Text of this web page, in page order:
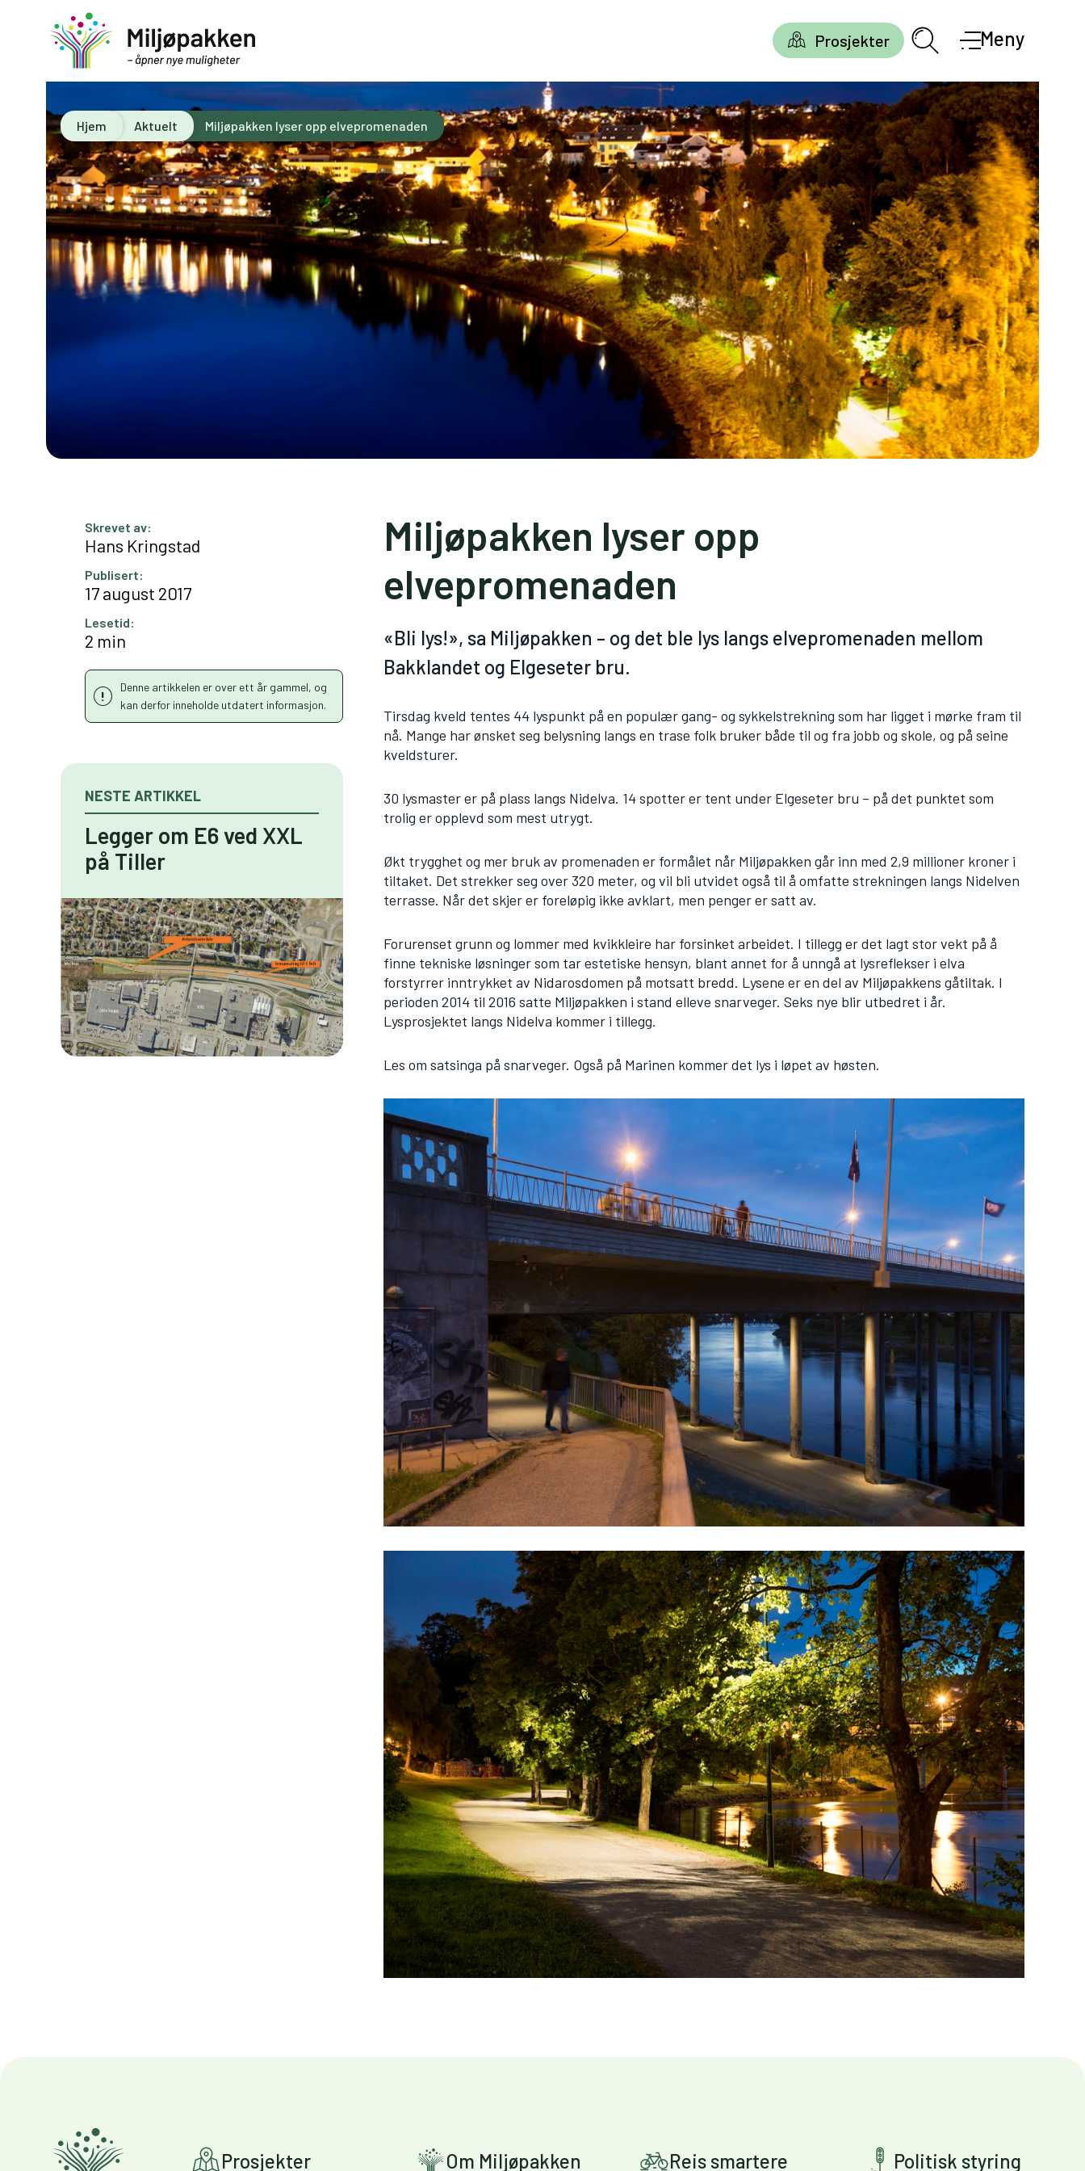
Prosjekter Meny
Hjem Aktuelt Miljøpakken lyser opp elvepromenaden
Skrevet av:
Hans Kringstad
Publisert:
17 august 2017
Lesetid:
2 min
Denne artikkelen er over ett år gammel, og
kan derfor inneholde utdatert informasjon.
Miljøpakken lyser opp
elvepromenaden
«Bli lys!», sa Miljøpakken – og det ble lys langs elvepromenaden mellom
Bakklandet og Elgeseter bru.
Tirsdag kveld tentes 44 lyspunkt på en populær gang- og sykkelstrekning som har ligget i mørke fram til
nå. Mange har ønsket seg belysning langs en trase folk bruker både til og fra jobb og skole, og på seine
kveldsturer.
30 lysmaster er på plass langs Nidelva. 14 spotter er tent under Elgeseter bru – på det punktet som
trolig er opplevd som mest utrygt.
Økt trygghet og mer bruk av promenaden er formålet når Miljøpakken går inn med 2,9 millioner kroner i
tiltaket. Det strekker seg over 320 meter, og vil bli utvidet også til å omfatte strekningen langs Nidelven
terrasse. Når det skjer er foreløpig ikke avklart, men penger er satt av.
Forurenset grunn og lommer med kvikkleire har forsinket arbeidet. I tillegg er det lagt stor vekt på å
finne tekniske løsninger som tar estetiske hensyn, blant annet for å unngå at lysreflekser i elva
forstyrrer inntrykket av Nidarosdomen på motsatt bredd. Lysene er en del av Miljøpakkens gåtiltak. I
perioden 2014 til 2016 satte Miljøpakken i stand elleve snarveger. Seks nye blir utbedret i år.
Lysprosjektet langs Nidelva kommer i tillegg.
Les om satsinga på snarveger. Også på Marinen kommer det lys i løpet av høsten.
NESTE ARTIKKEL
Legger om E6 ved XXL
på Tiller
Prosjekter Om Miljøpakken Reis smartere Politisk styring